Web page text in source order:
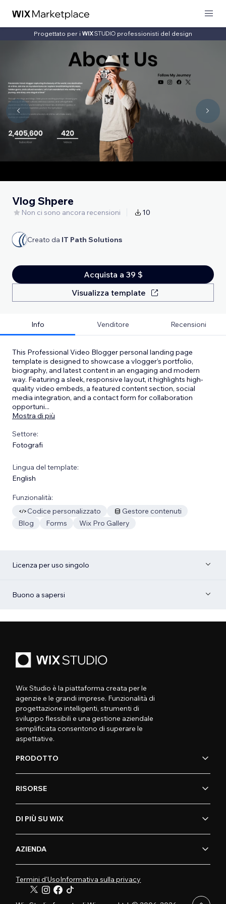
Progettato per i professionisti del design
Vlog Shpere
Non ci sono ancora recensioni 10
Creato da IT Path Solutions
Acquista a 39 $
Visualizza template
Info Venditore Recensioni
This Professional Video Blogger personal landing page
template is designed to showcase a vlogger’s portfolio,
biography, and latest content in an engaging and modern
way. Featuring a sleek, responsive layout, it highlights high-
quality video embeds, a featured content section, social
media integration, and a contact form for collaboration
opportuni...
Mostra di più
Settore:
Fotografi
Lingua del template:
English
Funzionalità:
Codice personalizzato
Gestore contenuti
Blog
Forms Wix Pro Gallery
Licenza per uso singolo
Buono a sapersi
Wix Studio è la piattaforma creata per le
agenzie e le grandi imprese. Funzionalità di
progettazione intelligenti, strumenti di
sviluppo flessibili e una gestione aziendale
semplificata consentono di superare le
aspettative.
PRODOTTO
RISORSE
DI PIÙ SU WIX
AZIENDA
Termini d'UsoInformativa sulla privacy